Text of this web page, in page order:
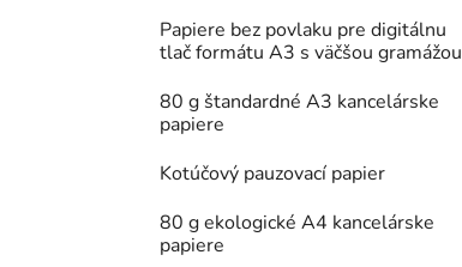
Papiere bez povlaku pre digitálnu
tlač formátu A3 s väčšou gramážou
80 g štandardné A3 kancelárske
papiere
Kotúčový pauzovací papier
80 g ekologické A4 kancelárske
papiere